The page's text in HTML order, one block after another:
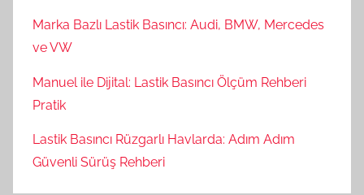
Marka Bazlı Lastik Basıncı: Audi, BMW, Mercedes
ve VW
Manuel ile Dijital: Lastik Basıncı Ölçüm Rehberi
Pratik
Lastik Basıncı Rüzgarlı Havlarda: Adım Adım
Güvenli Sürüş Rehberi